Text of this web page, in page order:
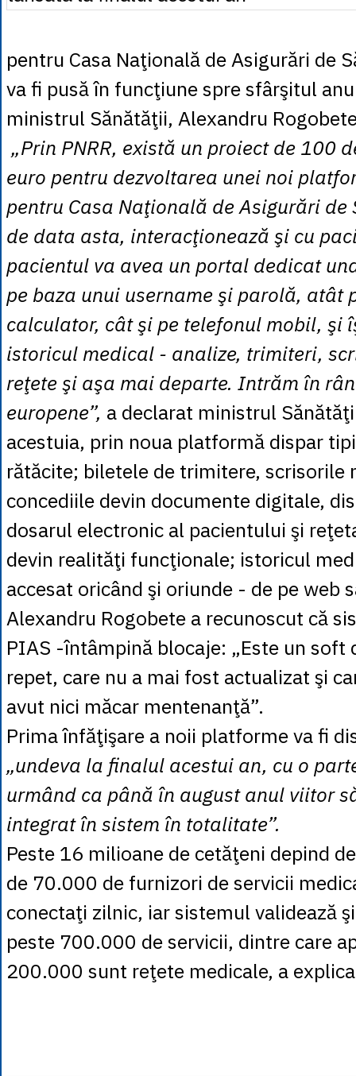
1 RSD= 0.0425
1 TRY = 0.1141
1 XDR= 5.9383
1 ZAR= 0.2318
pentru Casa Naţională de Asigurări de
va fi pusă în funcţiune spre sfârşitul
ministrul Sănătăţii, Alexandru
„Prin PNRR, există un proiect de 100
euro pentru dezvoltarea unei noi
pentru Casa Naţională de Asigurări de
de data asta, interacţionează şi cu
pacientul va avea un portal dedicat
pe baza unui username şi parolă, atât
calculator, cât şi pe telefonul mobil, şi
istoricul medical - analize, trimiteri,
reţete şi aşa mai departe. Intrăm în
europene”, a declarat ministrul
acestuia, prin noua platformă dispar
rătăcite; biletele de trimitere, scrisorile
concediile devin documente digitale,
dosarul electronic al pacientului şi
devin realităţi funcţionale; istoricul
accesat oricând şi oriunde - de pe web
Alexandru Rogobete a recunoscut că
PIAS -întâmpină blocaje: „Este un soft
repet, care nu a mai fost actualizat şi
avut nici măcar mentenanţă”.
Prima înfăţişare a noii platforme va fi
„undeva la finalul acestui an, cu o
urmând ca până în august anul viitor
integrat în sistem în totalitate”.
Peste 16 milioane de cetăţeni depind
de 70.000 de furnizori de servicii
conectaţi zilnic, iar sistemul validează
peste 700.000 de servicii, dintre care
200.000 sunt reţete medicale, a